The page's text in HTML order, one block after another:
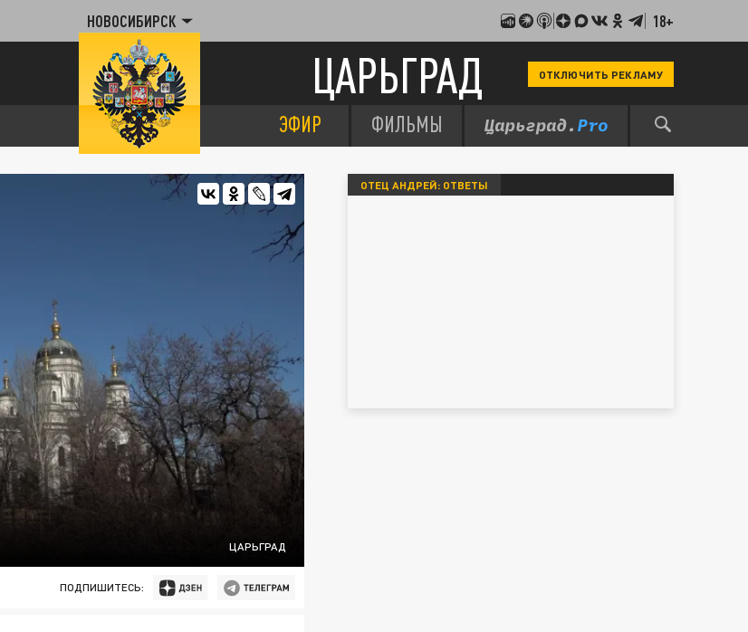
НОВОСИБИРСК 18+
ЦАРЬГРАД ОТКЛЮЧИТЬ РЕКЛАМУ
ЭФИР ФИЛЬМЫ
ЦАРЬГРАД
ПОДПИШИТЕСЬ:
ОТЕЦ АНДРЕЙ: ОТВЕТЫ